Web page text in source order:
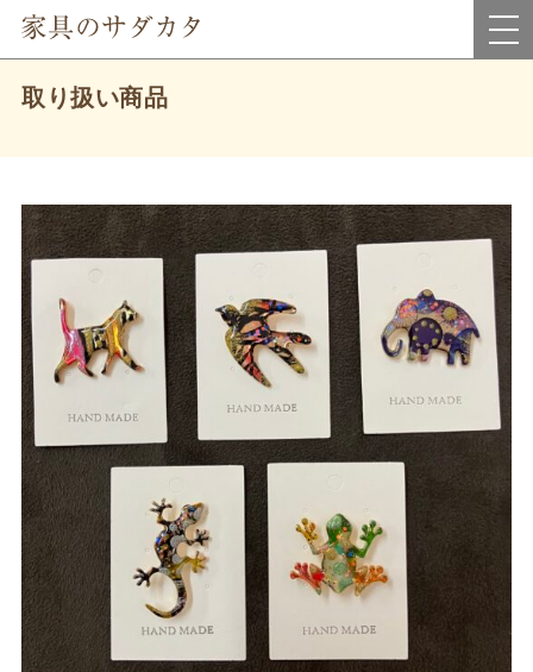
岡山県真庭市にあるインテリア家具・雑貨＆アウトレット家具のお店です。
取り扱い商品